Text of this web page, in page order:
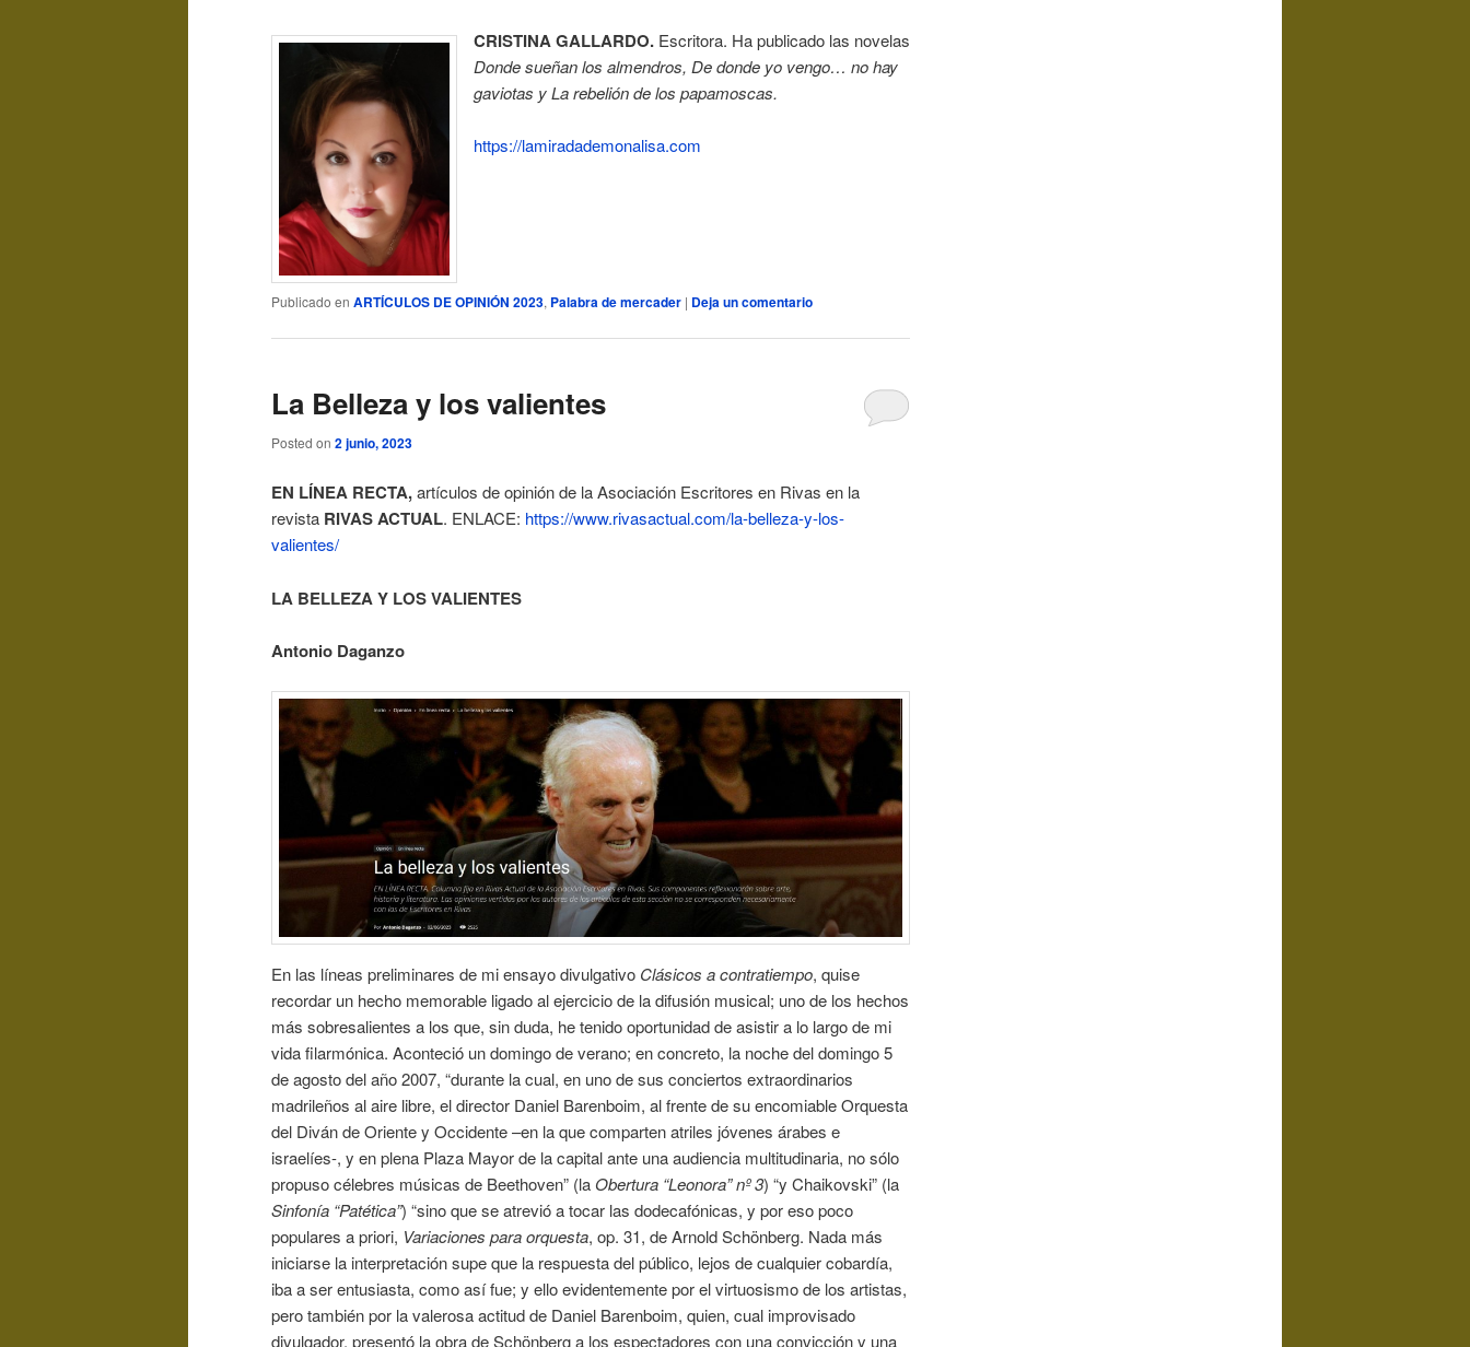
CRISTINA GALLARDO. Escritora. Ha publicado las novelas
Donde sueñan los almendros, De donde yo vengo… no hay
gaviotas y La rebelión de los papamoscas.
https://lamiradademonalisa.com
Publicado en ARTÍCULOS DE OPINIÓN 2023, Palabra de mercader | Deja un comentario
La Belleza y los valientes
Posted on 2 junio, 2023
EN LÍNEA RECTA,artículos de opinión de la Asociación Escritores en Rivas en la
revista RIVAS ACTUAL. ENLACE: https://www.rivasactual.com/la-belleza-y-los-
valientes/
LA BELLEZA Y LOS VALIENTES
Antonio Daganzo
En las líneas preliminares de mi ensayo divulgativo Clásicos a contratiempo, quise
recordar un hecho memorable ligado al ejercicio de la difusión musical; uno de los hechos
más sobresalientes a los que, sin duda, he tenido oportunidad de asistir a lo largo de mi
vida filarmónica. Aconteció un domingo de verano; en concreto, la noche del domingo 5
de agosto del año 2007, “durante la cual, en uno de sus conciertos extraordinarios
madrileños al aire libre, el director Daniel Barenboim, al frente de su encomiable Orquesta
del Diván de Oriente y Occidente –en la que comparten atriles jóvenes árabes e
israelíes-, y en plena Plaza Mayor de la capital ante una audiencia multitudinaria, no sólo
propuso célebres músicas de Beethoven” (la Obertura “Leonora” nº 3) “y Chaikovski” (la
Sinfonía “Patética”) “sino que se atrevió a tocar las dodecafónicas, y por eso poco
populares a priori, Variaciones para orquesta, op. 31, de Arnold Schönberg. Nada más
iniciarse la interpretación supe que la respuesta del público, lejos de cualquier cobardía,
iba a ser entusiasta, como así fue; y ello evidentemente por el virtuosismo de los artistas,
pero también por la valerosa actitud de Daniel Barenboim, quien, cual improvisado
divulgador, presentó la obra de Schönberg a los espectadores con una convicción y una